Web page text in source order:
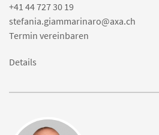
+41 44 727 30 19
stefania.giammarinaro@axa.ch
Termin vereinbaren
Details